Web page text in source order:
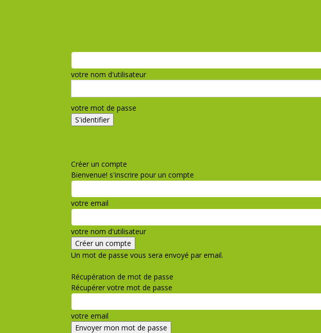
votre nom d'utilisateur
votre mot de passe
Créer un compte
Bienvenue! s'inscrire pour un compte
votre email
votre nom d'utilisateur
Un mot de passe vous sera envoyé par email.
Récupération de mot de passe
Récupérer votre mot de passe
votre email